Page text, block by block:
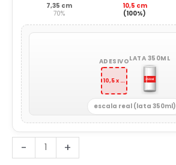
7,35 cm
70%
10,5 cm
(100%)
ADESIVO
10,5 x 11 cm
LATA 350ML
escala real (lata 350ml)
-
Ninja
+